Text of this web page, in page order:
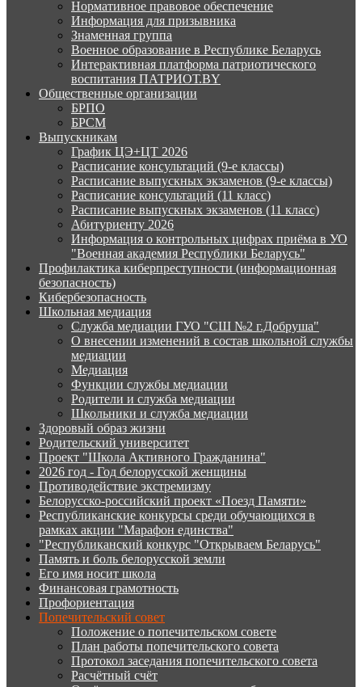
Нормативное правовое обеспечение
Информация для призывника
Знаменная группа
Военное образование в Республике Беларусь
Интерактивная платформа патриотического
воспитания ПАТРИОТ.BY
Общественные организации
БРПО
БРСМ
Выпускникам
График ЦЭ+ЦТ 2026
Расписание консультаций (9-е классы)
Расписание выпускных экзаменов (9-е классы)
Расписание консультаций (11 класс)
Расписание выпускных экзаменов (11 класс)
Абитуриенту 2026
Информация о контрольных цифрах приёма в УО
"Военная академия Республики Беларусь"
Профилактика киберпреступности (информационная
безопасность)
Кибербезопасность
Школьная медиация
Служба медиации ГУО "СШ №2 г.Добруша"
О внесении изменений в состав школьной службы
медиации
Медиация
Функции службы медиации
Родители и служба медиации
Школьники и служба медиации
Здоровый образ жизни
Родительский университет
Проект "Школа Активного Гражданина"
2026 год - Год белорусской женщины
Противодействие экстремизму
Белорусско-российский проект «Поезд Памяти»
Республиканские конкурсы среди обучающихся в
рамках акции "Марафон единства"
"Республиканский конкурс "Открываем Беларусь"
Память и боль белорусской земли
Его имя носит школа
Финансовая грамотность
Профориентация
Попечительский совет
Положение о попечительском совете
План работы попечительского совета
Протокол заседания попечительского совета
Расчётный счёт